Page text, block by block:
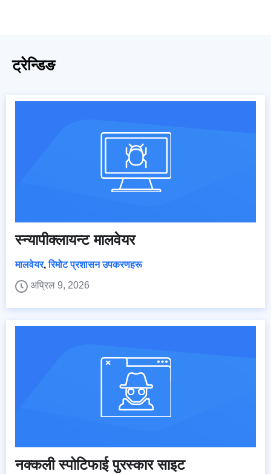
ट्रेन्डिङ
स्न्यापीक्लायन्ट मालवेयर
मालवेयर,रिमोट प्रशासन उपकरणहरू
अप्रिल 9, 2026
नक्कली स्पोटिफाई पुरस्कार साइट